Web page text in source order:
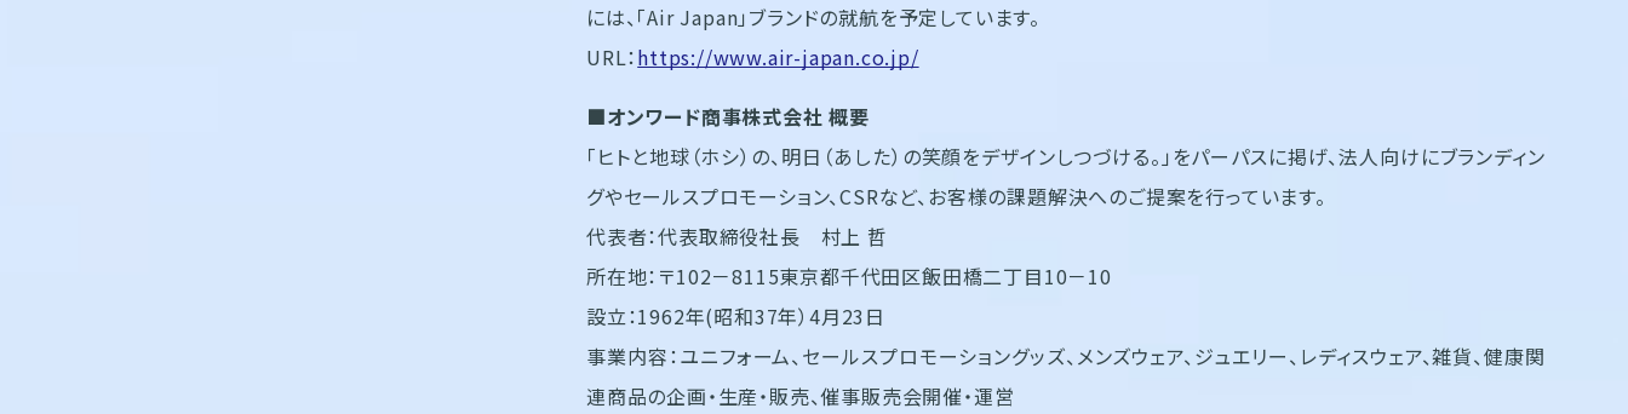
には、「Air Japan」ブランドの就航を予定しています。
URL： https://www.air-japan.co.jp/
■オンワード商事株式会社 概要
「ヒトと地球（ホシ）の、明日（あした）の笑顔をデザインしつづける。」をパーパスに掲げ、法人向けにブランディン
グやセールスプロモーション、CSRなど、お客様の課題解決へのご提案を行っています。
代表者：代表取締役社長 村上 哲
所在地：〒102－8115東京都千代田区飯田橋二丁目10－10
設立：1962年(昭和37年）4月23日
事業内容：ユニフォーム、セールスプロモーショングッズ、メンズウェア、ジュエリー、レディスウェア、雑貨、健康関
連商品の企画・生産・販売、催事販売会開催・運営